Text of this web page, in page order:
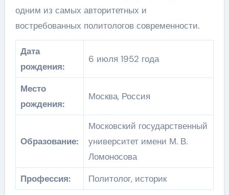
одним из самых авторитетных и
востребованных политологов современности.
Дата
рождения:
6 июля 1952 года
Место
рождения:
Москва, Россия
Образование:
Московский государственный
университет имени М. В.
Ломоносова
Профессия:
Политолог, историк